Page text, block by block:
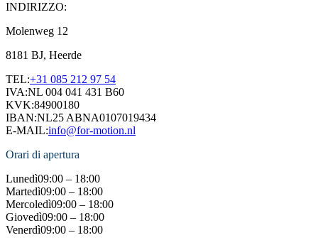
INDIRIZZO:
Molenweg 12
8181 BJ, Heerde
TEL:+31 085 212 97 54
IVA:NL 004 041 431 B60
KVK:84900180
IBAN:NL25 ABNA0107019434
E-MAIL:info@for-motion.nl
Orari di apertura
Lunedì09:00 – 18:00
Martedì09:00 – 18:00
Mercoledì09:00 – 18:00
Giovedì09:00 – 18:00
Venerdì09:00 – 18:00